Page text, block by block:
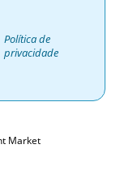
Política de
privacidade